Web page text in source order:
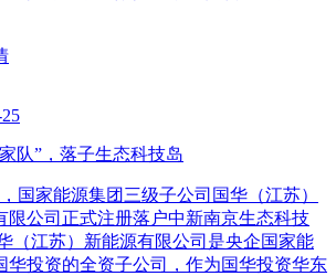
队”，落子生态科技岛
国家能源集团三级子公司国华（江苏）
限公司正式注册落户中新南京生态科技
（江苏）新能源有限公司是央企国家能
华投资的全资子公司，作为国华投资华东